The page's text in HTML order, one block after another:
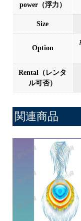
power（浮力）
Size
Option
Rental（レンタ
ル可否）
関連商品